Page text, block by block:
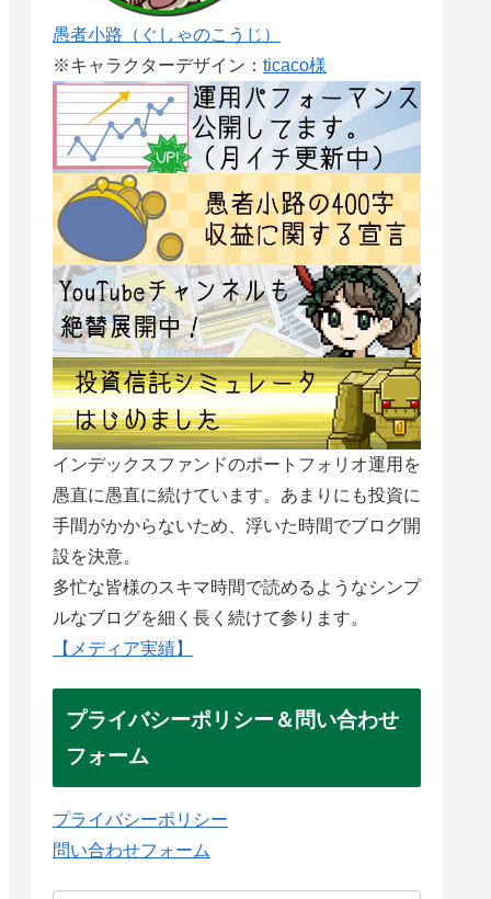
愚者小路（ぐしゃのこうじ）
※キャラクターデザイン： ticaco様
インデックスファンドのポートフォリオ運用を
愚直に愚直に続けています。あまりにも投資に
手間がかからないため、浮いた時間でブログ開
設を決意。
多忙な皆様のスキマ時間で読めるようなシンプ
ルなブログを細く長く続けて参ります。
【メディア実績】
プライバシーポリシー＆問い合わせ
フォーム
プライバシーポリシー
問い合わせフォーム